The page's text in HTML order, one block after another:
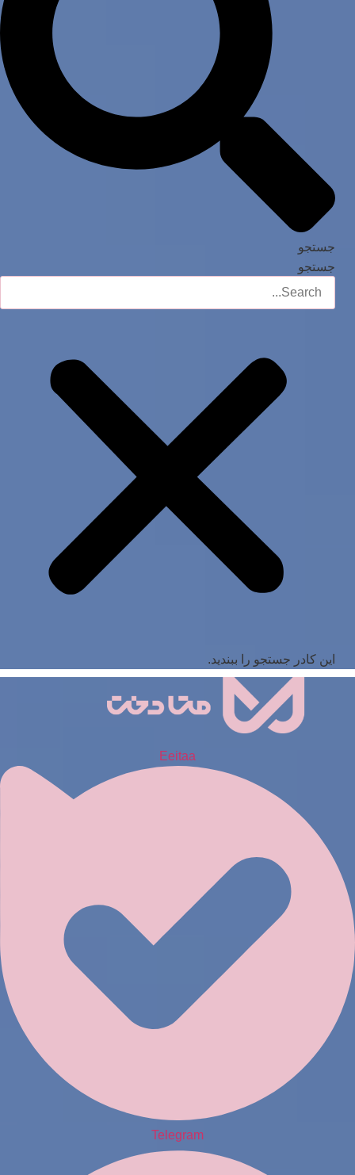
جستجو
جستجو
این کادر جستجو را ببندید.
Eeitaa
Telegram